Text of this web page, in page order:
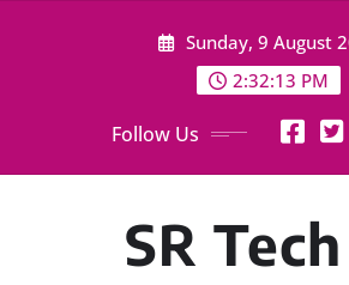
Sunday, 9 August
2:32:14 PM
Follow Us
SR